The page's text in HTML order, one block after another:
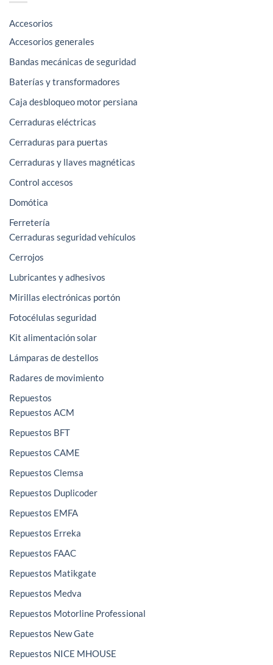
Accesorios
Accesorios generales
Bandas mecánicas de seguridad
Baterías y transformadores
Caja desbloqueo motor persiana
Cerraduras eléctricas
Cerraduras para puertas
Cerraduras y llaves magnéticas
Control accesos
Domótica
Ferretería
Cerraduras seguridad vehículos
Cerrojos
Lubricantes y adhesivos
Mirillas electrónicas portón
Fotocélulas seguridad
Kit alimentación solar
Lámparas de destellos
Radares de movimiento
Repuestos
Repuestos ACM
Repuestos BFT
Repuestos CAME
Repuestos Clemsa
Repuestos Duplicoder
Repuestos EMFA
Repuestos Erreka
Repuestos FAAC
Repuestos Matikgate
Repuestos Medva
Repuestos Motorline Professional
Repuestos New Gate
Repuestos NICE MHOUSE